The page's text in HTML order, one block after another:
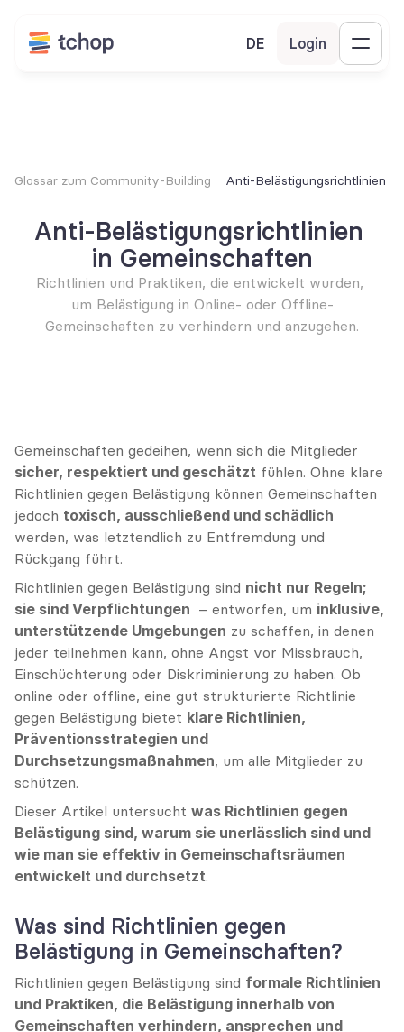
DE Login
Glossar zum Community-Building Anti-Belästigungsrichtlinien
Anti-Belästigungsrichtlinien
in Gemeinschaften
Richtlinien und Praktiken, die entwickelt wurden,
um Belästigung in Online- oder Offline-
Gemeinschaften zu verhindern und anzugehen.
sicher, respektiert und geschätzt fühlen. Ohne klare
Richtlinien gegen Belästigung können Gemeinschaften
jedoch toxisch, ausschließend und schädlich
werden, was letztendlich zu Entfremdung und
Rückgang führt.
Richtlinien gegen Belästigung sind nicht nur Regeln;
sie sind Verpflichtungen – entworfen, um inklusive,
unterstützende Umgebungen zu schaffen, in denen
jeder teilnehmen kann, ohne Angst vor Missbrauch,
Einschüchterung oder Diskriminierung zu haben. Ob
online oder offline, eine gut strukturierte Richtlinie
gegen Belästigung bietet klare Richtlinien,
Präventionsstrategien und
Durchsetzungsmaßnahmen, um alle Mitglieder zu
schützen.
Dieser Artikel untersucht was Richtlinien gegen
Belästigung sind, warum sie unerlässlich sind und
wie man sie effektiv in Gemeinschaftsräumen
entwickelt und durchsetzt.
Was sind Richtlinien gegen
Belästigung in Gemeinschaften?
Richtlinien gegen Belästigung sind formale Richtlinien
und Praktiken, die Belästigung innerhalb von
Gemeinschaften verhindern, ansprechen und